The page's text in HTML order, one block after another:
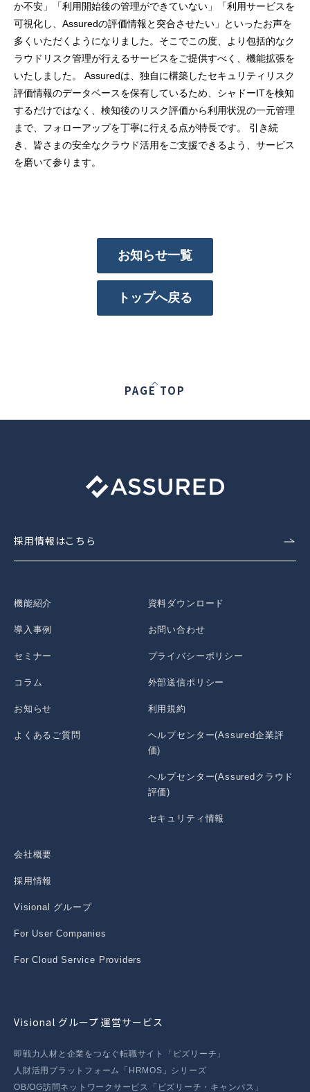
か不安」「利用開始後の管理ができていない」「利用サービスを
可視化し、Assuredの評価情報と突合させたい」といったお声を
多くいただくようになりました。そこでこの度、より包括的なク
ラウドリスク管理が行えるサービスをご提供すべく、機能拡張を
いたしました。 Assuredは、独自に構築したセキュリティリスク
評価情報のデータベースを保有しているため、シャドーITを検知
するだけではなく、検知後のリスク評価から利用状況の一元管理
まで、フォローアップを丁寧に行える点が特長です。 引き続
き、皆さまの安全なクラウド活用をご支援できるよう、サービス
を磨いて参ります。
お知らせ一覧
トップへ戻る
PAGE TOP
採用情報はこちら
機能紹介
導入事例
セミナー
コラム
お知らせ
よくあるご質問
資料ダウンロード
お問い合わせ
プライバシーポリシー
外部送信ポリシー
利用規約
ヘルプセンター(Assured企業評
価)
ヘルプセンター(Assuredクラウド
評価)
セキュリティ情報
会社概要
採用情報
Visional グループ
For User Companies
For Cloud Service Providers
Visional グループ 運営サービス
即戦力人材と企業をつなぐ転職サイト「ビズリーチ」
人財活用プラットフォーム「HRMOS」シリーズ
OB/OG訪問ネットワークサービス「ビズリーチ・キャンパス」